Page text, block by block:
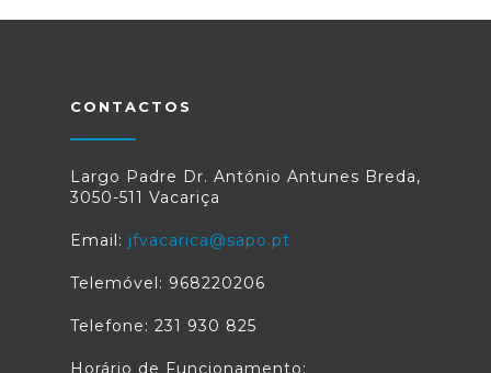
CONTACTOS
Largo Padre Dr. António Antunes Breda,
3050-511 Vacariça
Email: jfvacarica@sapo.pt
Telemóvel: 968220206
Telefone: 231 930 825
Horário de Funcionamento: